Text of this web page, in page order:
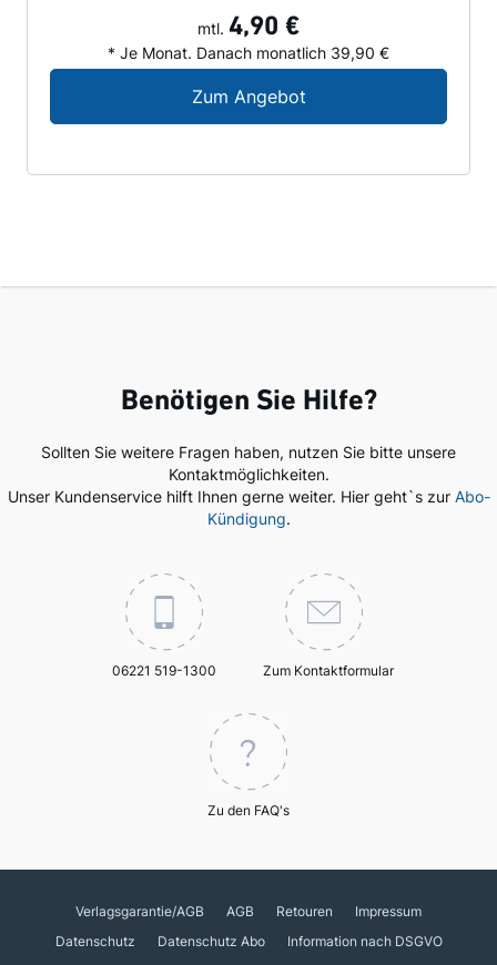
mtl. 4,90 €
* Je Monat. Danach monatlich 39,90 €
Zum AngebotDigital-Angebot für
Benötigen Sie Hilfe?
Sollten Sie weitere Fragen haben, nutzen Sie bitte unsere
Kontaktmöglichkeiten.
Unser Kundenservice hilft Ihnen gerne weiter. Hier geht`s zur Abo-
Kündigung.
06221 519-1300 Zum Kontaktformular
Zu den FAQ's
Verlagsgarantie/AGB AGB Retouren
Impressum
Datenschutz
Datenschutz Abo
Information nach DSGVO